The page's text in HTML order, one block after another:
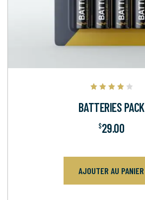
4.00
sur 5
BATTERIES PACK
$29.00
AJOUTER AU PANIER